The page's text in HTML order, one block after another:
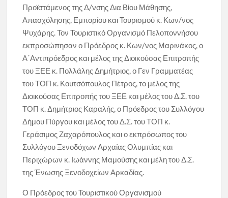
Προϊστάμενος της Δ/νσης Δια Βίου Μάθησης,
Απασχόλησης, Εμπορίου και Τουρισμού κ. Κων/νος
Ψυχάρης. Τον Τουριστικό Οργανισμό Πελοποννήσου
εκπροσώπησαν ο Πρόεδρος κ. Κων/νος Μαρινάκος, ο
Α΄Αντιπρόεδρος και μέλος της Διοικούσας Επιτροπής
του ΞΕΕ κ. Πολλάλης Δημήτριος, ο Γεν Γραμματέας
του ΤΟΠ κ. Κουτσόπουλος Πέτρος, το μέλος της
Διοικούσας Επιτροπής του ΞΕΕ και μέλος του Δ.Σ. του
ΤΟΠ κ. Δημήτριος Καραλής, ο Πρόεδρος του Συλλόγου
Δήμου Πύργου και μέλος του Δ.Σ. του ΤΟΠ κ.
Γεράσιμος Ζαχαρόπουλος και ο εκπρόσωπος του
Συλλόγου Ξενοδόχων Αρχαίας Ολυμπίας και
Περιχώρων κ. Ιωάννης Μαμούσης και μέλη του Δ.Σ.
της Ένωσης Ξενοδοχείων Αρκαδίας.
Ο Πρόεδρος του Τουριστικού Οργανισμού